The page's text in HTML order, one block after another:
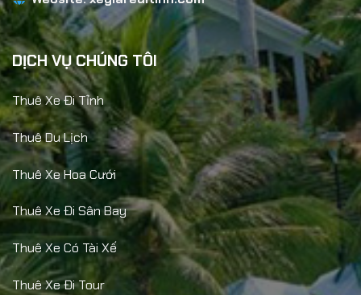
DỊCH VỤ CHÚNG TÔI
Thuê Xe Đi Tỉnh
Thuê Du Lịch
Thuê Xe Hoa Cưới
Thuê Xe Đi Sân Bay
Thuê Xe Có Tài Xế
Thuê Xe Đi Tour